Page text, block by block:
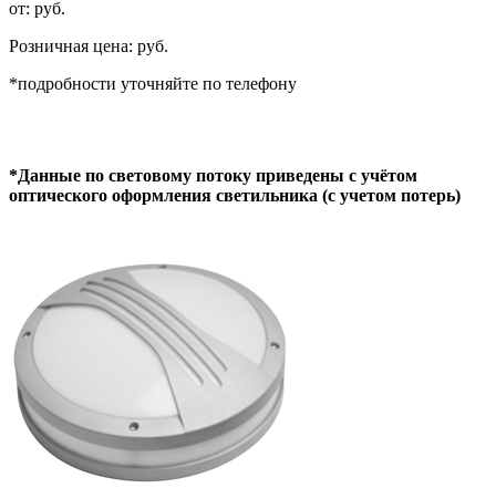
от: руб.
Розничная цена: руб.
*подробности уточняйте по телефону
*Данные по световому потоку приведены с учётом
оптического оформления светильника (с учетом потерь)